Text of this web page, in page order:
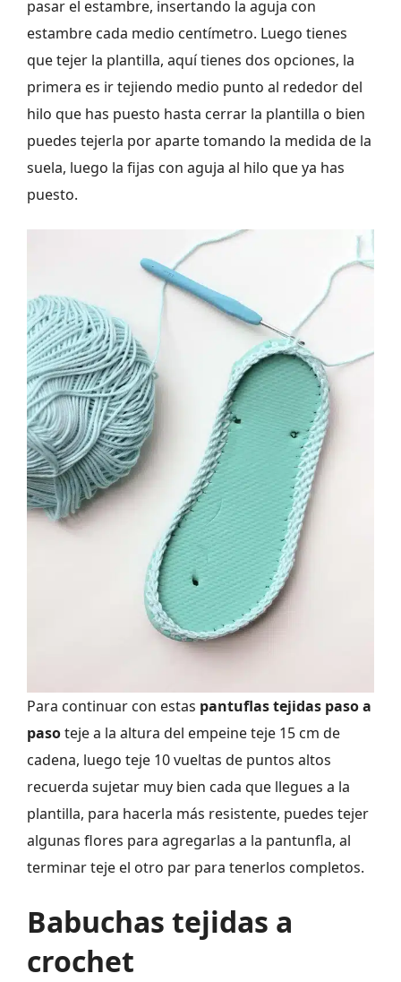
pasar el estambre, insertando la aguja con
estambre cada medio centímetro. Luego tienes
que tejer la plantilla, aquí tienes dos opciones, la
primera es ir tejiendo medio punto al rededor del
hilo que has puesto hasta cerrar la plantilla o bien
puedes tejerla por aparte tomando la medida de la
suela, luego la fijas con aguja al hilo que ya has
puesto.
Para continuar con estas pantuflas tejidas paso a
pasoteje a la altura del empeine teje 15 cm de
cadena, luego teje 10 vueltas de puntos altos
recuerda sujetar muy bien cada que llegues a la
plantilla, para hacerla más resistente, puedes tejer
algunas flores para agregarlas a la pantunfla, al
terminar teje el otro par para tenerlos completos.
Babuchas tejidas a
crochet